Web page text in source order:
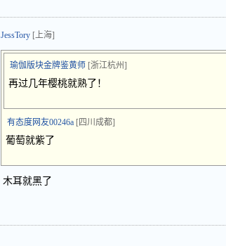
JessTory [上海]
瑜伽版块金牌鉴黄师 [浙江杭州]
再过几年樱桃就熟了！
有态度网友00246a [四川成都]
葡萄就紫了
木耳就黑了